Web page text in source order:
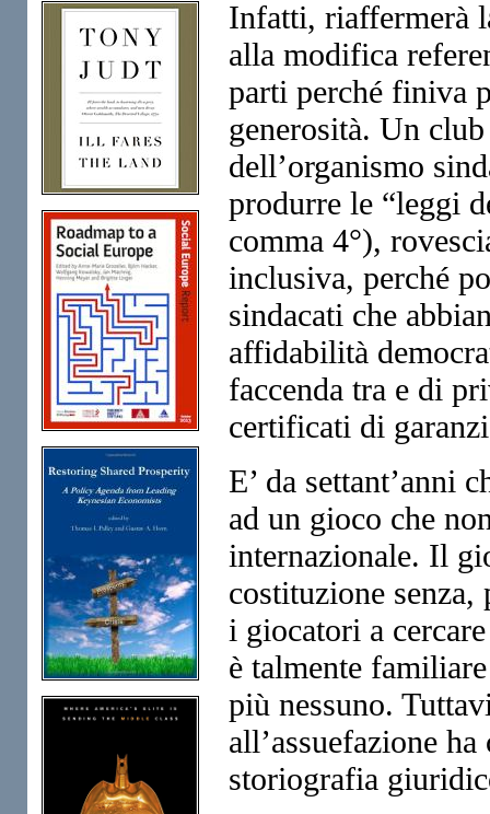
Infatti, riaffermerà
alla modifica
parti perché finiva
generosità. Un
dell’organismo
produrre le “leggi
comma 4°),
inclusiva, perché
sindacati che
affidabilità
faccenda tra e di
certificati di
E’ da settant’anni
ad un gioco che
internazionale. Il
costituzione
i giocatori a
è talmente
più nessuno.
all’assuefazione
storiografia